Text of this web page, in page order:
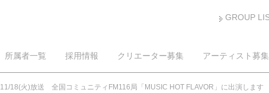
GROUP
所属者一覧 採用情報 クリエーター募集
アーティスト募集
11/18(火)放送 全国コミュニティFM116局「MUSIC HOT FLAVOR」に出演します